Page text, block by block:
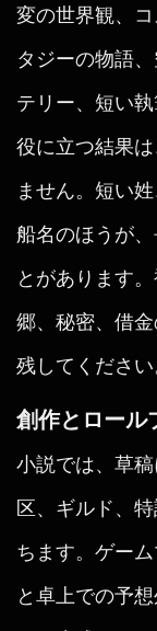
変の世界観、
タジーの物語
テリー、短い
役に立つ結果
ません。短い
船名のほうが
とがあります
郷、秘密、借
残してください
創作とロール
小説では、草
区、ギルド、
ちます。ゲー
と卓上での予